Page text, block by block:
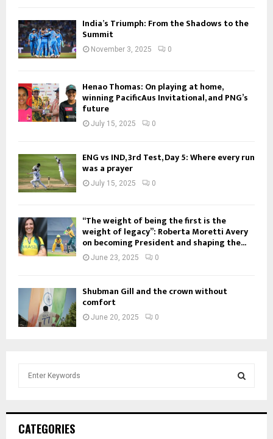
India’s Triumph: From the Shadows to the
Summit
November 3, 2025 0
Henao Thomas: On playing at home,
winning PacificAus Invitational, and PNG’s
future
July 15, 2025 0
ENG vs IND, 3rd Test, Day 5: Where every run
was a prayer
July 15, 2025 0
“The weight of being the first is the
weight of legacy”: Roberta Moretti Avery
on becoming President and shaping the...
June 23, 2025 0
Shubman Gill and the crown without
comfort
June 20, 2025 0
h
CATEGORIES